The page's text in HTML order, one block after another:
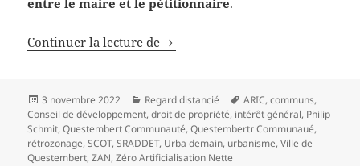
entre le maire et le pétitionnaire.
Continuer la lecture de Urbanisme, avec Philippe Schmit,
Publié
le
3 novembre 2022 Catégories
Regard distancié
Mots-
clés
ARIC,communs,
Conseil de développement,droit de propriété, intérêt général, Philip
Schmit,Questembert Communauté,Questembertr Communaué,
rétrozonage,SCOT,SRADDET, Urba demain, urbanisme,Ville de
Questembert,ZAN,Zéro Artificialisation Nette